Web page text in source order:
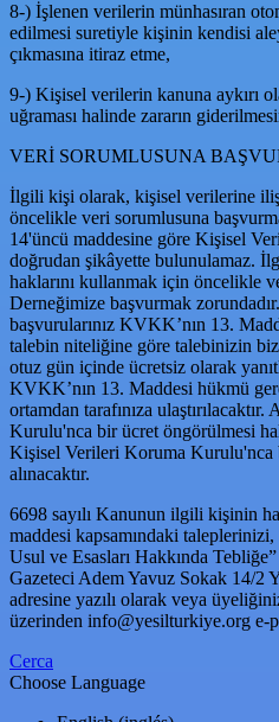
8-) İşlenen verilerin münhasıran
edilmesi suretiyle kişinin kendisi
çıkmasına itiraz etme,
9-) Kişisel verilerin kanuna aykırı
uğraması halinde zararın
VERİ SORUMLUSUNA
İlgili kişi olarak, kişisel verilerine
öncelikle veri sorumlusuna
14'üncü maddesine göre Kişisel
doğrudan şikâyette bulunulamaz.
haklarını kullanmak için öncelikle
Derneğimize başvurmak
başvurularınız KVKK’nın 13.
talebin niteliğine göre talebinizin
otuz gün içinde ücretsiz olarak
KVKK’nın 13. Maddesi hükmü
ortamdan tarafınıza
Kurulu'nca bir ücret öngörülmesi
Kişisel Verileri Koruma Kurulu'nca
alınacaktır.
6698 sayılı Kanunun ilgili kişinin
maddesi kapsamındaki
Usul ve Esasları Hakkında
Gazeteci Adem Yavuz Sokak 14/2
adresine yazılı olarak veya
üzerinden info@yesilturkiye.org e-
Cerca
Choose Language